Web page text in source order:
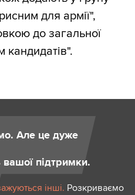
для армії",
до загальної
кандидатів".
Але це дуже
підтримки.
інші. Розкриваємо